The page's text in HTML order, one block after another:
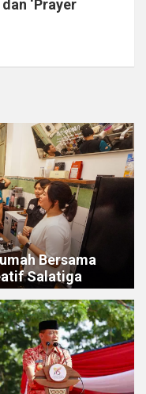
‘Prayer
Bersama
Salatiga